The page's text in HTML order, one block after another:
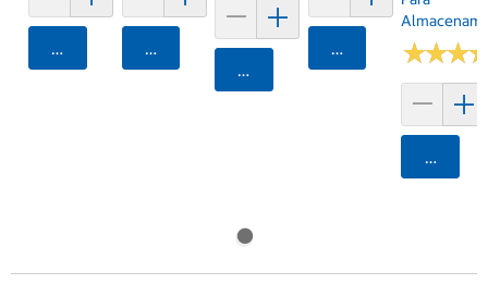
Agregar Agregar
Agregar
Agregar ★★★
★★★